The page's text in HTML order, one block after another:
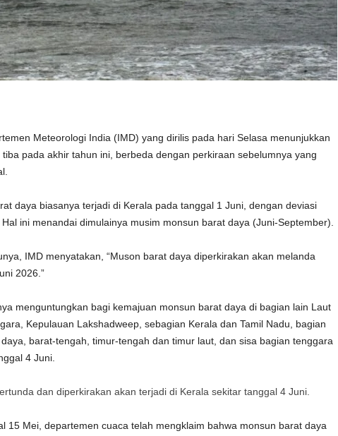
Meteorologi India (IMD) yang dirilis pada hari Selasa menunjukkan
pada akhir tahun ini, berbeda dengan perkiraan sebelumnya yang
daya biasanya terjadi di Kerala pada tanggal 1 Juni, dengan deviasi
ini menandai dimulainya musim monsun barat daya (Juni-September).
IMD menyatakan, “Muson barat daya diperkirakan akan melanda
2026.”
menguntungkan bagi kemajuan monsun barat daya di bagian lain Laut
Kepulauan Lakshadweep, sebagian Kerala dan Tamil Nadu, bagian
barat-tengah, timur-tengah dan timur laut, dan sisa bagian tenggara
4 Juni.
dan diperkirakan akan terjadi di Kerala sekitar tanggal 4 Juni.
15 Mei, departemen cuaca telah mengklaim bahwa monsun barat daya